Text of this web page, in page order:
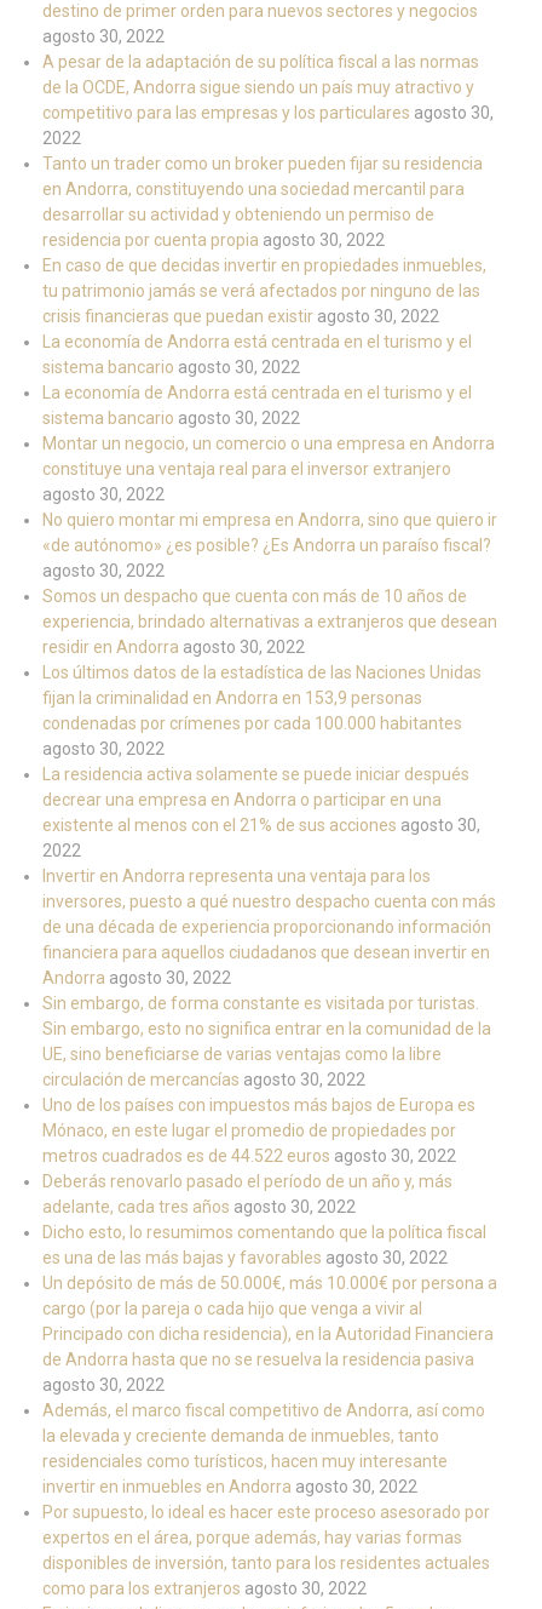
destino de primer orden para nuevos sectores y negocios
agosto 30, 2022
A pesar de la adaptación de su política fiscal a las normas
de la OCDE, Andorra sigue siendo un país muy atractivo y
competitivo para las empresas y los particulares agosto 30,
2022
Tanto un trader como un broker pueden fijar su residencia
en Andorra, constituyendo una sociedad mercantil para
desarrollar su actividad y obteniendo un permiso de
residencia por cuenta propia agosto 30, 2022
En caso de que decidas invertir en propiedades inmuebles,
tu patrimonio jamás se verá afectados por ninguno de las
crisis financieras que puedan existir agosto 30, 2022
La economía de Andorra está centrada en el turismo y el
sistema bancario agosto 30, 2022
La economía de Andorra está centrada en el turismo y el
sistema bancario agosto 30, 2022
Montar un negocio, un comercio o una empresa en Andorra
constituye una ventaja real para el inversor extranjero
agosto 30, 2022
No quiero montar mi empresa en Andorra, sino que quiero ir
«de autónomo» ¿es posible? ¿Es Andorra un paraíso fiscal?
agosto 30, 2022
Somos un despacho que cuenta con más de 10 años de
experiencia, brindado alternativas a extranjeros que desean
residir en Andorra agosto 30, 2022
Los últimos datos de la estadística de las Naciones Unidas
fijan la criminalidad en Andorra en 153,9 personas
condenadas por crímenes por cada 100.000 habitantes
agosto 30, 2022
La residencia activa solamente se puede iniciar después
decrear una empresa en Andorra o participar en una
existente al menos con el 21% de sus acciones agosto 30,
2022
Invertir en Andorra representa una ventaja para los
inversores, puesto a qué nuestro despacho cuenta con más
de una década de experiencia proporcionando información
financiera para aquellos ciudadanos que desean invertir en
Andorra agosto 30, 2022
Sin embargo, de forma constante es visitada por turistas.
Sin embargo, esto no significa entrar en la comunidad de la
UE, sino beneficiarse de varias ventajas como la libre
circulación de mercancías agosto 30, 2022
Uno de los países con impuestos más bajos de Europa es
Mónaco, en este lugar el promedio de propiedades por
metros cuadrados es de 44.522 euros agosto 30, 2022
Deberás renovarlo pasado el período de un año y, más
adelante, cada tres años agosto 30, 2022
Dicho esto, lo resumimos comentando que la política fiscal
es una de las más bajas y favorables agosto 30, 2022
Un depósito de más de 50.000€, más 10.000€ por persona a
cargo (por la pareja o cada hijo que venga a vivir al
Principado con dicha residencia), en la Autoridad Financiera
de Andorra hasta que no se resuelva la residencia pasiva
agosto 30, 2022
Además, el marco fiscal competitivo de Andorra, así como
la elevada y creciente demanda de inmuebles, tanto
residenciales como turísticos, hacen muy interesante
invertir en inmuebles en Andorra agosto 30, 2022
Por supuesto, lo ideal es hacer este proceso asesorado por
expertos en el área, porque además, hay varias formas
disponibles de inversión, tanto para los residentes actuales
como para los extranjeros agosto 30, 2022